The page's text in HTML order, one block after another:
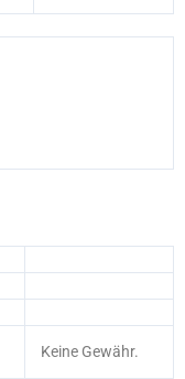
Keine Gewähr.